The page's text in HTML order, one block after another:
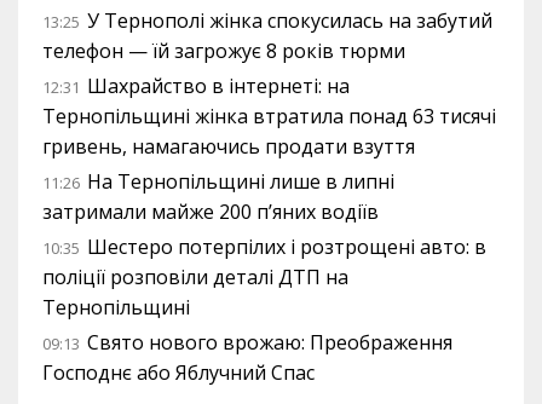
13:25 У Тернополі жінка спокусилась на забутий
телефон — їй загрожує 8 років тюрми
12:31 Шахрайство в інтернеті: на
Тернопільщині жінка втратила понад 63 тисячі
гривень, намагаючись продати взуття
11:26 На Тернопільщині лише в липні
затримали майже 200 п’яних водіїв
10:35 Шестеро потерпілих і розтрощені авто: в
поліції розповіли деталі ДТП на
Тернопільщині
09:13 Свято нового врожаю: Преображення
Господнє або Яблучний Спас